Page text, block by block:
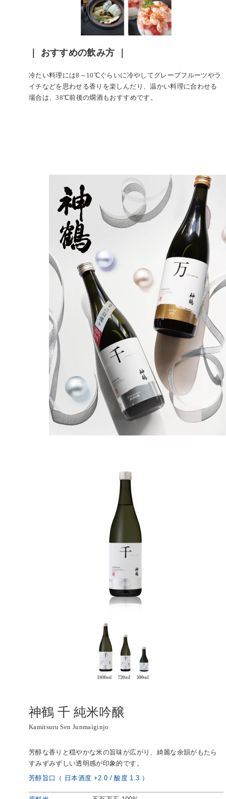
｜ おすすめの飲み方 ｜
冷たい料理には8～10℃ぐらいに冷やしてグレープフルーツやラ
イチなどを思わせる香りを楽しんだり、温かい料理に合わせる
場合は、38℃前後の燗酒もおすすめです。
神鶴 千 純米吟醸
Kamitsuru Sen Junmaiginjo
芳醇な香りと穏やかな米の旨味が広がり、綺麗な余韻がもたら
すみずみずしい透明感が印象的です。
芳醇旨口（ 日本酒度 +2.0 / 酸度 1.3 ）